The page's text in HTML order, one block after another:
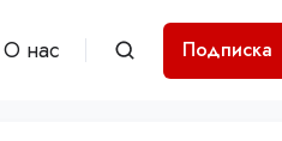
О нас Подписка